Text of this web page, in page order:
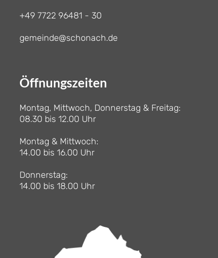
+49 7722 96481 - 30
gemeinde@schonach.de
Öffnungszeiten
Montag, Mittwoch, Donnerstag & Freitag:
08.30 bis 12.00 Uhr
Montag & Mittwoch:
14.00 bis 16.00 Uhr
Donnerstag:
14.00 bis 18.00 Uhr